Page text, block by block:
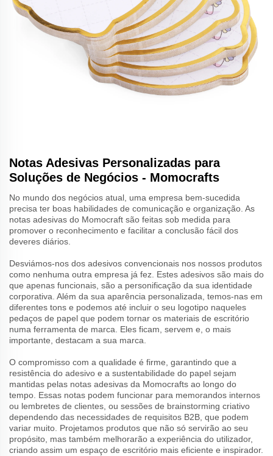
Notas Adesivas Personalizadas para
Soluções de Negócios - Momocrafts
No mundo dos negócios atual, uma empresa bem-sucedida
precisa ter boas habilidades de comunicação e organização. As
notas adesivas do Momocraft são feitas sob medida para
promover o reconhecimento e facilitar a conclusão fácil dos
deveres diários.
Desviámos-nos dos adesivos convencionais nos nossos produtos
como nenhuma outra empresa já fez. Estes adesivos são mais do
que apenas funcionais, são a personificação da sua identidade
corporativa. Além da sua aparência personalizada, temos-nas em
diferentes tons e podemos até incluir o seu logotipo naqueles
pedaços de papel que podem tornar os materiais de escritório
numa ferramenta de marca. Eles ficam, servem e, o mais
importante, destacam a sua marca.
O compromisso com a qualidade é firme, garantindo que a
resistência do adesivo e a sustentabilidade do papel sejam
mantidas pelas notas adesivas da Momocrafts ao longo do
tempo. Essas notas podem funcionar para memorandos internos
ou lembretes de clientes, ou sessões de brainstorming criativo
dependendo das necessidades de requisitos B2B, que podem
variar muito. Projetamos produtos que não só servirão ao seu
propósito, mas também melhorarão a experiência do utilizador,
criando assim um espaço de escritório mais eficiente e inspirador.